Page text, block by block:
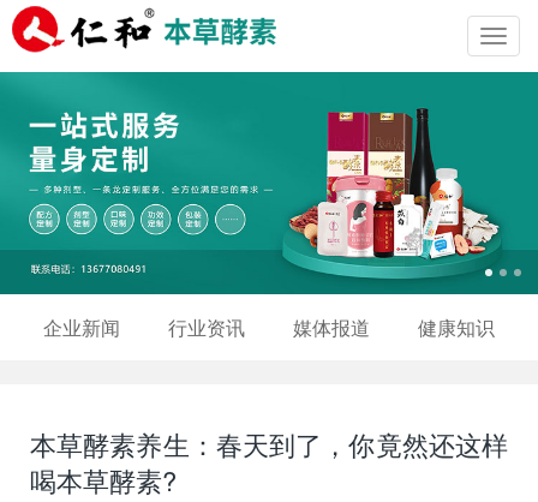
企业新闻 行业资讯 媒体报道 健康知识
本草酵素养生：春天到了，你竟然还这样
喝本草酵素?